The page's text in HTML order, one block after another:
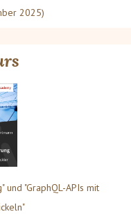
2025)
und "GraphQL-APIs mit